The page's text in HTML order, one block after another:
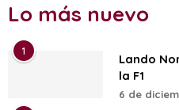
Lo más nuevo
1
Lando
la F1
6 de